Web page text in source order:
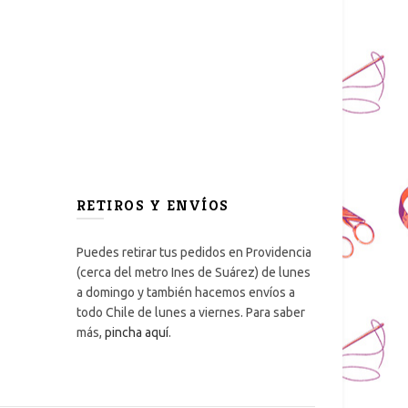
RETIROS Y ENVÍOS
Puedes retirar tus pedidos en Providencia
(cerca del metro Ines de Suárez) de lunes
a domingo y también hacemos envíos a
todo Chile de lunes a viernes. Para saber
más, pincha aquí.